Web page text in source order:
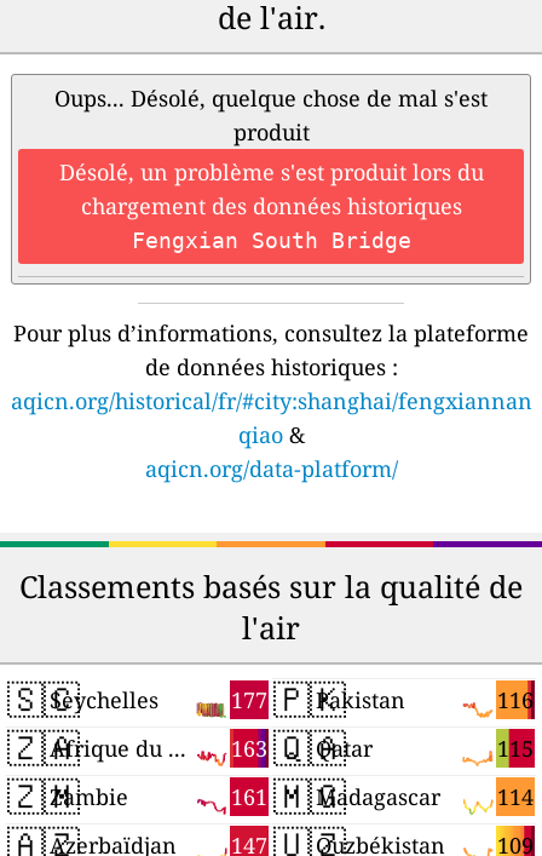
de l'air.
Oups... Désolé, quelque chose de mal s'est
produit
Désolé, un problème s'est produit lors du
chargement des données historiques
Fengxian South Bridge
Pour plus d’informations, consultez la plateforme
de données historiques :
aqicn.org/historical/fr/#city:shanghai/fengxiannan
qiao&
aqicn.org/data-platform/
Classements basés sur la qualité de
l'air
🇸🇨 177
Seychelles
🇿🇦 163
Afrique du Sud
🇿🇲 161
Zambie
🇦🇿 147
Azerbaïdjan
🇵🇰 116
Pakistan
🇶🇦 115
Qatar
🇲🇬 114
Madagascar
🇺🇿 109
Ouzbékistan